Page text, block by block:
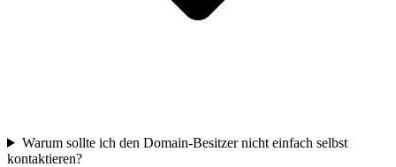
Warum sollte ich den Domain-Besitzer nicht einfach selbst
kontaktieren?